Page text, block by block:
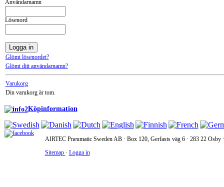
Användarnamn
Lösenord
Glömt lösenordet?
Glömt ditt användarnamn?
Varukorg
Din varukorg är tom.
Köpinformation
AIRTEC Pneumatic Sweden AB · Box 120, Gerfasts väg 6 · 283 22
Sitemap · Logga in